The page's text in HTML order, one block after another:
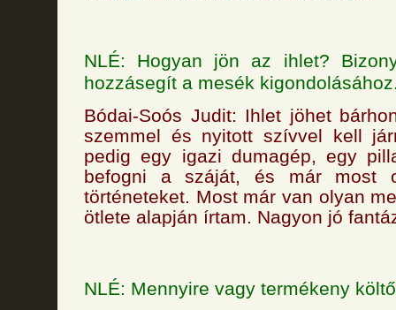
NLÉ: Hogyan jön az ihlet?
hozzásegít a mesék
Bódai-Soós Judit: Ihlet jöhet
szemmel és nyitott szívvel kell
pedig egy igazi dumagép, egy
befogni a száját, és már most
történeteket. Most már van olyan
ötlete alapján írtam. Nagyon jó
NLÉ: Mennyire vagy termékeny